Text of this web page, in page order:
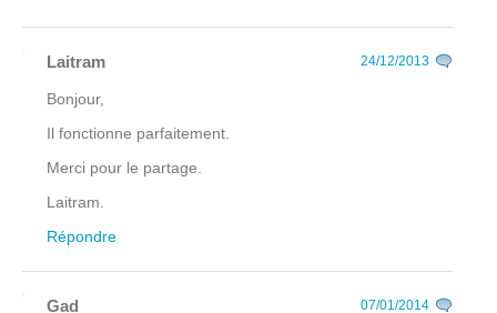
Laitram 24/12/2013
Bonjour,
Il fonctionne parfaitement.
Merci pour le partage.
Laitram.
Répondre
Gad 07/01/2014